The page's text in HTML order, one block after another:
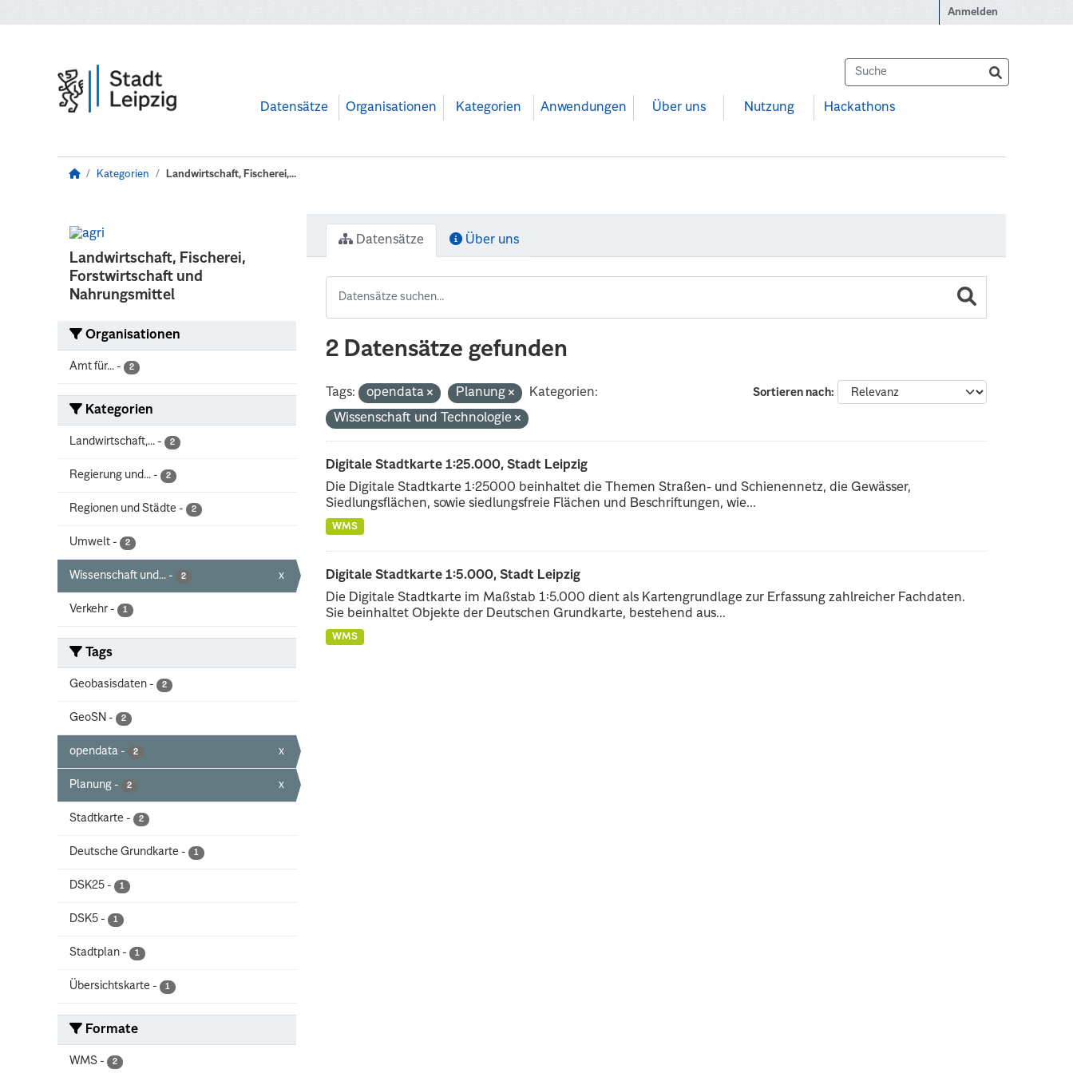
Anmelden
Datensätze Organisationen Kategorien Anwendungen Über uns Nutzung Hackathons
Kategorien Landwirtschaft, Fischerei,...
Landwirtschaft, Fischerei,
Forstwirtschaft und
Nahrungsmittel
Organisationen
Amt für... - 2
Kategorien
Landwirtschaft,... - 2
Regierung und... - 2
Regionen und Städte - 2
Umwelt - 2
Wissenschaft und... - 2 x
Verkehr - 1
Tags
Geobasisdaten - 2
GeoSN - 2
opendata - 2 x
Planung - 2 x
Stadtkarte - 2
Deutsche Grundkarte - 1
DSK25 - 1
DSK5 - 1
Stadtplan - 1
Übersichtskarte - 1
Formate
WMS - 2
Datensätze Über uns
2 Datensätze gefunden
Sortieren nach
Tags: opendata Planung
Kategorien:
Wissenschaft und Technologie
Digitale Stadtkarte 1:25.000, Stadt Leipzig
Die Digitale Stadtkarte 1:25000 beinhaltet die Themen Straßen- und Schienennetz, die Gewässer,
Siedlungsflächen, sowie siedlungsfreie Flächen und Beschriftungen, wie...
WMS
Digitale Stadtkarte 1:5.000, Stadt Leipzig
Die Digitale Stadtkarte im Maßstab 1:5.000 dient als Kartengrundlage zur Erfassung zahlreicher Fachdaten.
Sie beinhaltet Objekte der Deutschen Grundkarte, bestehend aus...
WMS